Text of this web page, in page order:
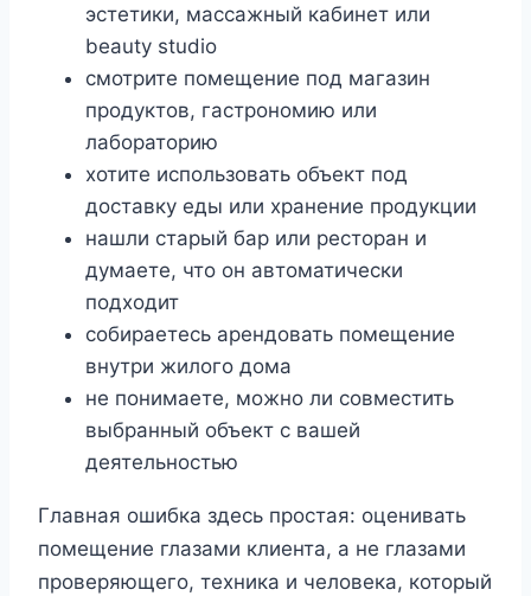
эстетики, массажный кабинет или
beauty studio
смотрите помещение под магазин
продуктов, гастрономию или
лабораторию
хотите использовать объект под
доставку еды или хранение продукции
нашли старый бар или ресторан и
думаете, что он автоматически
подходит
собираетесь арендовать помещение
внутри жилого дома
не понимаете, можно ли совместить
выбранный объект с вашей
деятельностью
Главная ошибка здесь простая: оценивать
помещение глазами клиента, а не глазами
проверяющего, техника и человека, который